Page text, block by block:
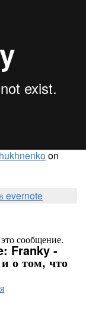
on
evernote
сообщение.
Franky -
о том, что